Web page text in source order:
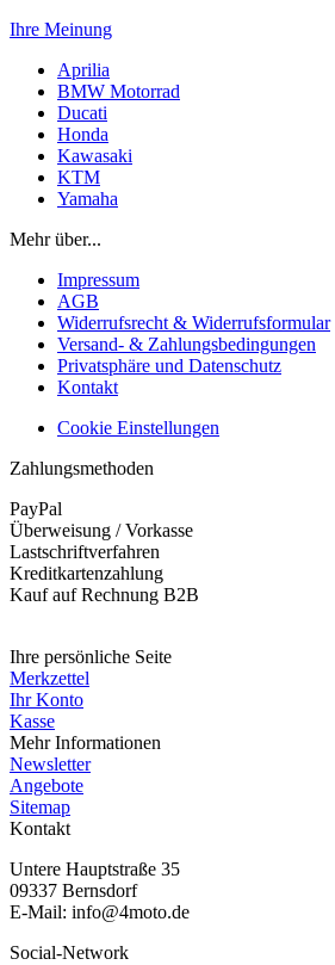
Ihre Meinung
Aprilia
BMW Motorrad
Ducati
Honda
Kawasaki
KTM
Yamaha
Mehr über...
Impressum
AGB
Widerrufsrecht & Widerrufsformular
Versand- & Zahlungsbedingungen
Privatsphäre und Datenschutz
Kontakt
Cookie Einstellungen
Zahlungsmethoden
PayPal
Überweisung / Vorkasse
Lastschriftverfahren
Kreditkartenzahlung
Kauf auf Rechnung B2B
Ihre persönliche Seite
Merkzettel
Ihr Konto
Kasse
Mehr Informationen
Newsletter
Angebote
Sitemap
Kontakt
Untere Hauptstraße 35
09337 Bernsdorf
E-Mail: info@4moto.de
Social-Network